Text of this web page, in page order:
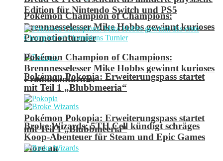
Pokémon Champion of Champions:
Brennnesselesser Mike Hobbs gewinnt kurioses
Promotionturnier
Pokémon Pokopia: Erweiterungspass startet
mit Teil 1 „Blubbmeeria“
Broke Wizards: 5TH Cell kündigt schräges
Koop-Abenteuer für Steam und Epic Games
Store an
Edition für Nintendo Switch und PS5
Pokémon Champion of Champions:
Brennnesselesser Mike Hobbs gewinnt kurioses
Promotionturnier
Pokémon Pokopia: Erweiterungspass startet
mit Teil 1 „Blubbmeeria“